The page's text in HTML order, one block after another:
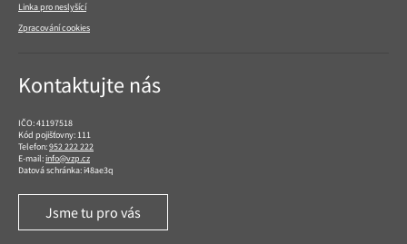
Linka pro neslyšící
Zpracování cookies
Kontaktujte nás
IČO: 41197518
Kód pojišťovny: 111
Telefon:952 222 222
E-mail:info@vzp.cz
Datová schránka: i48ae3q
Jsme tu pro vás